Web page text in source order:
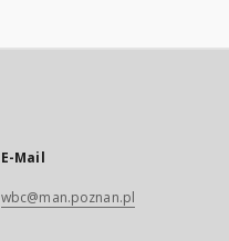
E-Mail
wbc@man.poznan.pl